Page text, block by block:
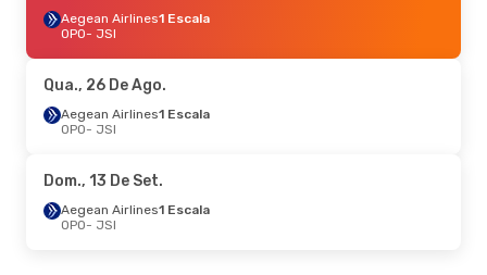
Lufthansa1 Escala
OPO- JSI
JSI- OPO
Qua., 2 De Set.- Sáb., 5 De Set.
Austrian Airlines
JSI- OPO
Aegean Airlines1 Escala
OPO- JSI
Qua., 26 De Ago.
Aegean Airlines1 Escala
OPO- JSI
Dom., 13 De Set.
Aegean Airlines1 Escala
OPO- JSI